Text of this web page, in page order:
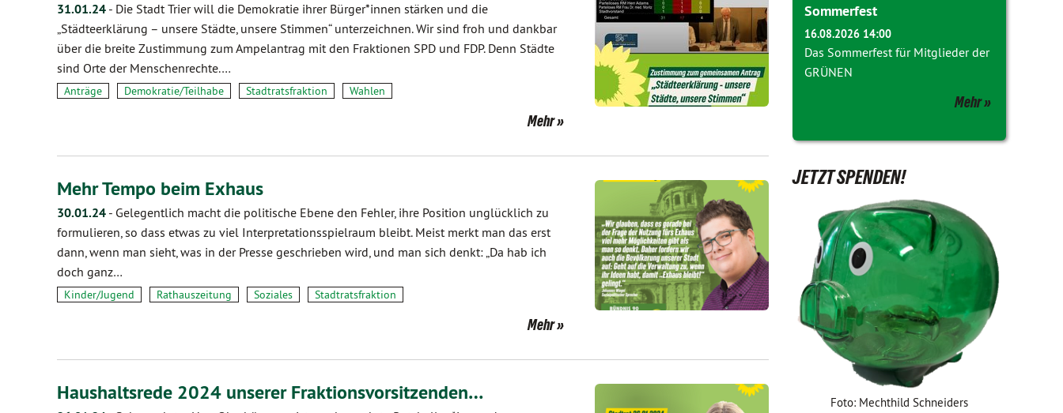
31.01.24 - Die Stadt Trier will die Demokratie ihrer Bürger*innen stärken und die
„Städteerklärung – unsere Städte, unsere Stimmen“ unterzeichnen. Wir sind froh und dankbar
über die breite Zustimmung zum Ampelantrag mit den Fraktionen SPD und FDP. Denn Städte
sind Orte der Menschenrechte.…
Anträge Demokratie/Teilhabe Stadtratsfraktion Wahlen
Mehr
Mehr Tempo beim Exhaus
30.01.24 - Gelegentlich macht die politische Ebene den Fehler, ihre Position unglücklich zu
formulieren, so dass etwas zu viel Interpretationsspielraum bleibt. Meist merkt man das erst
dann, wenn man sieht, was in der Presse geschrieben wird, und man sich denkt: „Da hab ich
doch ganz…
Kinder/Jugend Rathauszeitung Soziales Stadtratsfraktion
Mehr
Haushaltsrede 2024 unserer Fraktionsvorsitzenden…
Sommerfest
16.08.2026 14:00
Das Sommerfest für Mitglieder der
GRÜNEN
Mehr
JETZT SPENDEN!
Foto: Mechthild Schneiders